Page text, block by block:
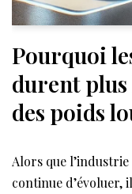
Pourquoi
durent plus
des poids
Alors que
continue d’évoluer,